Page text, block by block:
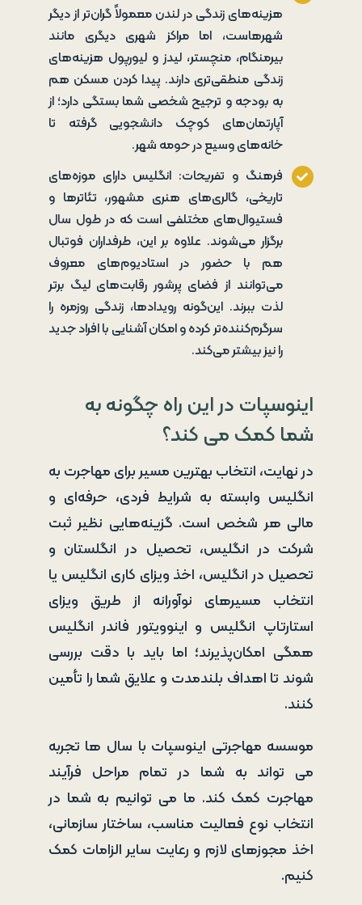
هزینه‌های زندگی در لندن معمولاً گران‌تر از دیگر
شهرهاست، اما مراکز شهری دیگری مانند
بیرمنگام، منچستر، لیدز و لیورپول هزینه‌های
زندگی منطقی‌تری دارند. پیدا کردن مسکن هم
به بودجه و ترجیح شخصی شما بستگی دارد؛ از
آپارتمان‌های کوچک دانشجویی گرفته تا
خانه‌های وسیع در حومه شهر.
فرهنگ و تفریحات: انگلیس دارای موزه‌های
تاریخی، گالری‌های هنری مشهور، تئاترها و
فستیوال‌های مختلفی است که در طول سال
برگزار می‌شوند. علاوه بر این، طرفداران فوتبال
هم با حضور در استادیوم‌های معروف
می‌توانند از فضای پرشور رقابت‌های لیگ برتر
لذت ببرند. این‌گونه رویدادها، زندگی روزمره را
سرگرم‌کننده‌تر کرده و امکان آشنایی با افراد جدید
را نیز بیشتر می‌کند.
اینوسپات در این راه چگونه به
شما کمک می کند؟
در نهایت، انتخاب بهترین مسیر برای مهاجرت به
انگلیس وابسته به شرایط فردی، حرفه‌ای و
مالی هر شخص است. گزینه‌هایی نظیر ثبت
شرکت در انگلیس، تحصیل در انگلستان و
تحصیل در انگلیس، اخذ ویزای کاری انگلیس یا
انتخاب مسیرهای نوآورانه از طریق ویزای
استارتاپ انگلیس و اینوویتور فاندر انگلیس
همگی امکان‌پذیرند؛ اما باید با دقت بررسی
شوند تا اهداف بلندمدت و علایق شما را تأمین
کنند.
موسسه مهاجرتی اینوسپات با سال ها تجربه
می تواند به شما در تمام مراحل فرآیند
مهاجرت کمک کند. ما می توانیم به شما در
انتخاب نوع فعالیت مناسب، ساختار سازمانی،
اخذ مجوزهای لازم و رعایت سایر الزامات کمک
کنیم.